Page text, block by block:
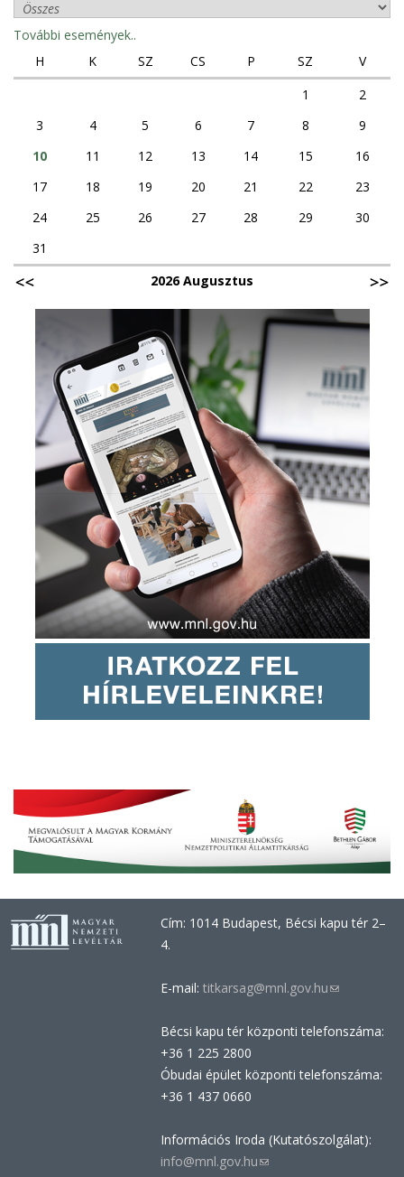
További események..
H
K SZ CS P SZ
V
1
2
3
4 5 6 7 8
9
10
11 12 13 14 15
16
17
18 19 20 21 22
23
24
25 26 27 28 29
30
31
2026 Augusztus
Cím: 1014 Budapest, Bécsi kapu tér 2–
4.
E-mail: titkarsag@mnl.gov.hu(link
e-
Bécsi kapu tér központi telefonszáma:
+36 1 225 2800
Óbudai épület központi telefonszáma:
+36 1 437 0660
Információs Iroda (Kutatószolgálat):
info@mnl.gov.hu(link